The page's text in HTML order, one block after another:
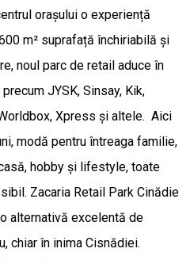
orașului o experiență
m² suprafață închiriabilă și
noul parc de retail aduce în
JYSK, Sinsay, Kik,
Xpress și altele. Aici
modă pentru întreaga familie,
hobby și lifestyle, toate
Zacaria Retail Park Cinădie
alternativă excelentă de
chiar în inima Cisnădiei.